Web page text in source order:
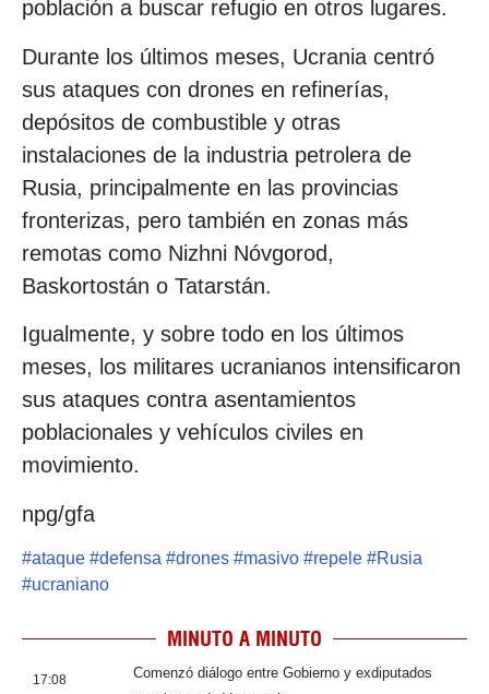
población a buscar refugio en otros lugares.
Durante los últimos meses, Ucrania centró
sus ataques con drones en refinerías,
depósitos de combustible y otras
instalaciones de la industria petrolera de
Rusia, principalmente en las provincias
fronterizas, pero también en zonas más
remotas como Nizhni Nóvgorod,
Baskortostán o Tatarstán.
Igualmente, y sobre todo en los últimos
meses, los militares ucranianos intensificaron
sus ataques contra asentamientos
poblacionales y vehículos civiles en
movimiento.
npg/gfa
#ataque #defensa #drones #masivo #repele #Rusia
#ucraniano
MINUTO A MINUTO
17:08
Comenzó diálogo entre Gobierno y exdiputados